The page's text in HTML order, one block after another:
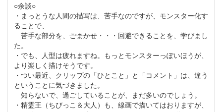
○余談○
・まっとうな人間の描写は、苦手なのですが、モンスター化す
ることで、
苦手な部分を、 ごまかせ ・・・回避できることを、学びまし
た。
・でも、人型は疲れますね。もっとモンスターっぽいほうが、
より楽しく描けそうです。
・つい最近、クリップの「ひとこと」と「コメント」は、違う
ということに気づきました。
知らないで、過ごしていることが、まだ多いのでしょう。
・精霊王（ちびっこ＆大人）も、線画で描いてはおりますが、